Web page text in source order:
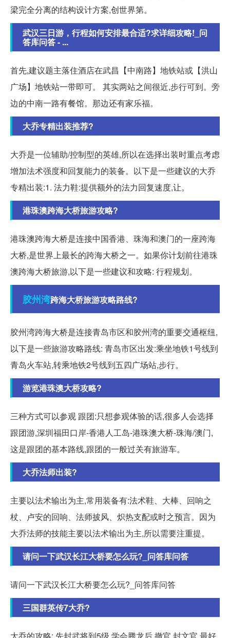
梁完全分离的结构设计方案,创世界第。
武汉三日游，行程如何安排最合适?求详细攻略!_问
答库问答 - ...
首先,建议题主落住酒店在武昌【中南路】地铁站或【洪山
广场】地铁站一带即可。 其实两站之间很近,步行可到。旁
边的中南一路有餐馆。那边还有家乐福。
大乔专精出装推荐?
大乔是一位辅助/控制型的英雄,所以在选择出装时重点考虑
增加法术强度和回复能力的装备。以下是一些建议的大乔
专精出装:1. 法力鞋:提供额外的法力回复速度,让。
港珠澳跨海大桥旅游攻略?
港珠澳跨海大桥是连接中国香港、珠海和澳门的一座跨海
大桥,是世界上最长的跨海大桥之一。如果你计划前往港珠
澳跨海大桥旅游,以下是一些建议和攻略: 行程规划。
胶州湾跨海大桥旅游攻略路线?
胶州湾跨海大桥是连接青岛市区和胶州湾的重要交通枢纽,
以下是一些旅游攻略路线: 青岛市区出发:乘坐地铁1号线到
青岛火车站,转乘地铁2号线到五四广场站,步行。
游览港珠澳大桥攻略?
三种方式可以参观 跟团:只想参观体验的话,很多人会选择
跟团游,深圳福田口岸-香港人工岛-港珠澳大桥-珠海/澳门,
这是跟团的基本路线,跟团的一般过关有旅游车。
大乔法师出装?
主要以法术输出为主,常用装备有:法术鞋、大棒、回响之
杖、卢安的回响、法师披风、炽热支配或时之预言。因为
大乔法师的技能主要以法术输出为主,所以需要注重提。
请问一下武汉长江大桥要怎么玩?_问答库问答
请问一下武汉长江大桥要怎么玩?_问答库问答
三国群英传7大乔?